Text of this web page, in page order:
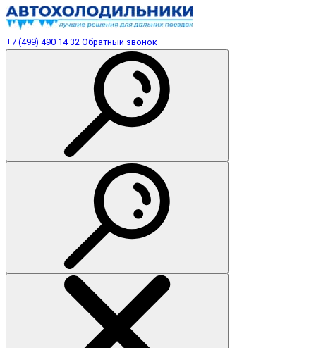
+7 (499) 490 14 32 Обратный звонок